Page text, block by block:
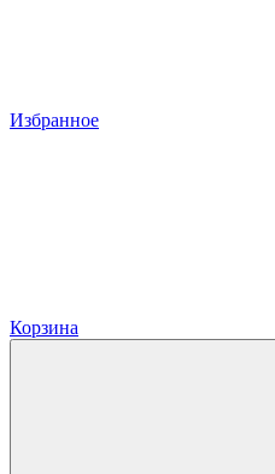
Избранное
Корзина